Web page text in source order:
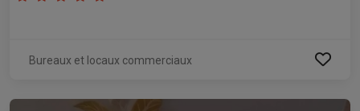
Bureaux et locaux commerciaux